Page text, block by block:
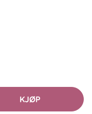
KJØP